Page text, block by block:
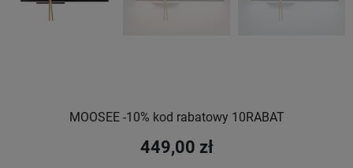
MOOSEE -10% kod rabatowy 10RABAT
449,00 zł